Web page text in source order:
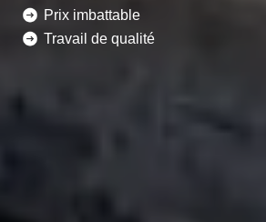
Prix imbattable
Travail de qualité